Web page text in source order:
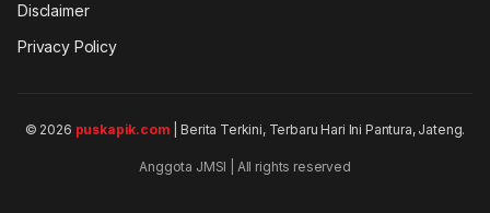
Disclaimer
Privacy Policy
© 2026 puskapik.com | Berita Terkini, Terbaru Hari Ini Pantura, Jateng.
Anggota JMSI | All rights reserved